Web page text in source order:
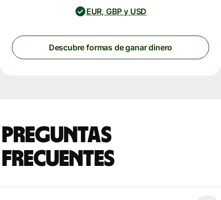
EUR, GBP y USD
Descubre formas de ganar dinero
Preguntas
frecuentes